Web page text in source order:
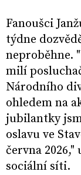
Fanoušci
týdne
neproběhne.
milí
Národního
ohledem na
jubilantky
oslavu ve
června
sociální síti.